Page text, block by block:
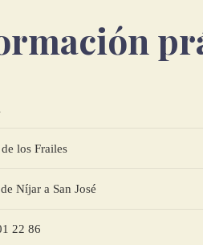
los Frailes
Níjar a San José
22 86